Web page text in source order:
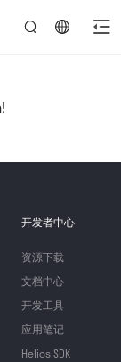
开发者中心
资源下载
文档中心
开发工具
应用笔记
Helios SDK